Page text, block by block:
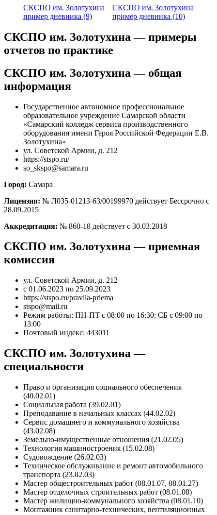
СКСПО им. Золотухина
пример дневника (9)
СКСПО им. Золотухина
пример дневника (10)
СКСПО им. Золотухина — примеры
отчетов по практике
СКСПО им. Золотухина — общая
информация
Государственное автономное профессиональное
образовательное учреждение Самарской области
«Самарский колледж сервиса производственного
оборудования имени Героя Российской Федерации Е.В.
Золотухина»
ул. Советской Армии, д. 212
https://stspo.ru/
so_skspo@samara.ru
Город: Самара
Лицензия: № Л035-01213-63/00199970 действует Бессрочно с
28.09.2015
Аккредитация: № 860-18 действует с 30.03.2018
СКСПО им. Золотухина — приемная
комиссия
ул. Советской Армии, д. 212
с 01.06.2023 по 25.09.2023
https://stspo.ru/pravila-priema
stspo@mail.ru
Режим работы: ПН-ПТ с 08:00 по 16:30; СБ с 09:00 по
13:00
Почтовый индекс: 443011
СКСПО им. Золотухина —
специальности
Право и организация социального обеспечения
(40.02.01)
Социальная работа (39.02.01)
Преподавание в начальных классах (44.02.02)
Сервис домашнего и коммунального хозяйства
(43.02.08)
Земельно-имущественные отношения (21.02.05)
Технология машиностроения (15.02.08)
Судовождение (26.02.03)
Техническое обслуживание и ремонт автомобильного
транспорта (23.02.03)
Мастер общестроительных работ (08.01.07, 08.01.27)
Мастер отделочных строительных работ (08.01.08)
Мастер жилищно-коммунального хозяйства (08.01.10)
Монтажник санитарно-технических, вентиляционных